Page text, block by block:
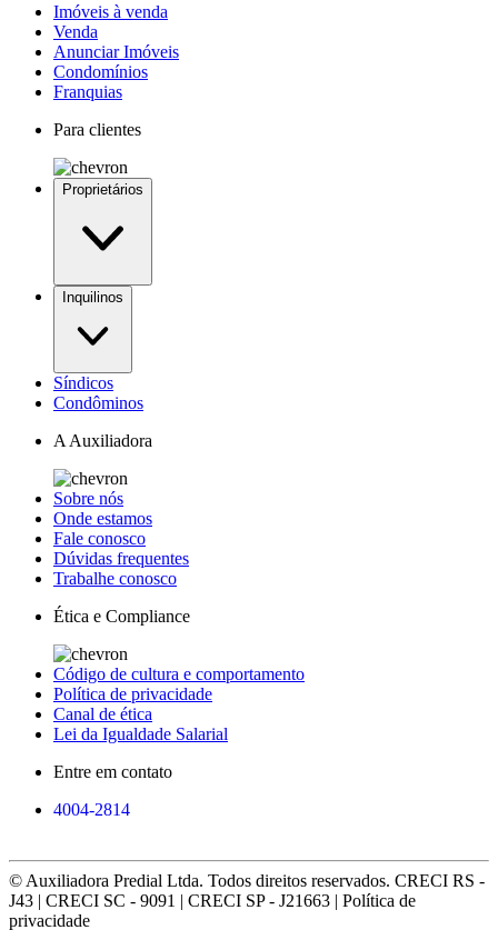
Imóveis à venda
Venda
Anunciar Imóveis
Condomínios
Franquias
Para clientes
Proprietários
Inquilinos
Síndicos
Condôminos
A Auxiliadora
Sobre nós
Onde estamos
Fale conosco
Dúvidas frequentes
Trabalhe conosco
Ética e Compliance
Código de cultura e comportamento
Política de privacidade
Canal de ética
Lei da Igualdade Salarial
Entre em contato
4004-2814
© Auxiliadora Predial Ltda. Todos direitos reservados. CRECI RS -
J43 | CRECI SC - 9091 | CRECI SP - J21663 | Política de
privacidade